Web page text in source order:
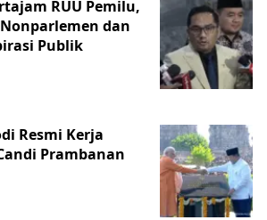
RUU Pemilu,
dan
Publik
Resmi Kerja
Prambanan